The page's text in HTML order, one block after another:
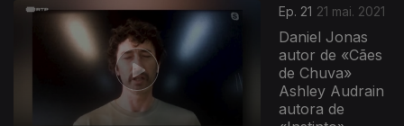
Ep. 21 21 mai. 2021
Daniel Jonas
autor de «Cães
de Chuva»
Ashley Audrain
autora de